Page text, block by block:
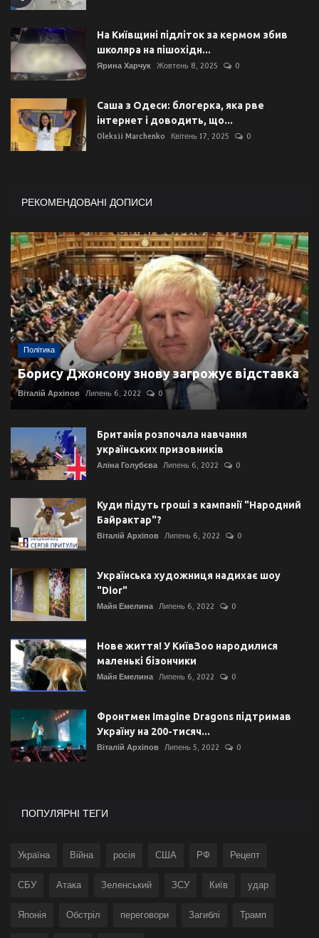
На Київщині підліток за кермом збив
школяра на пішохідн...
Ярина Харчук Жовтень 8, 2025 0
Саша з Одеси: блогерка, яка рве
інтернет і доводить, що...
Oleksii Marchenko Квітень 17, 2025 0
РЕКОМЕНДОВАНІ ДОПИСИ
Політика
Борису Джонсону знову загрожує відставка
Віталій Архіпов Липень 6, 2022 0
Британія розпочала навчання
українських призовників
Аліна Голубєва Липень 6, 2022 0
Куди підуть гроші з кампанії "Народний
Байрактар"?
Віталій Архіпов Липень 6, 2022 0
Українська художниця надихає шоу
"Dior"
Майя Емелина Липень 6, 2022 0
Нове життя! У КиївЗоо народилися
маленькі бізончики
Майя Емелина Липень 6, 2022 0
Фронтмен Imagine Dragons підтримав
Україну на 200-тисяч...
Віталій Архіпов Липень 5, 2022 0
ПОПУЛЯРНІ ТЕГИ
Україна Війна росія США РФ Рецепт
СБУ Атака Зеленський ЗСУ Київ удар
Японія Обстріл переговори Загиблі Трамп